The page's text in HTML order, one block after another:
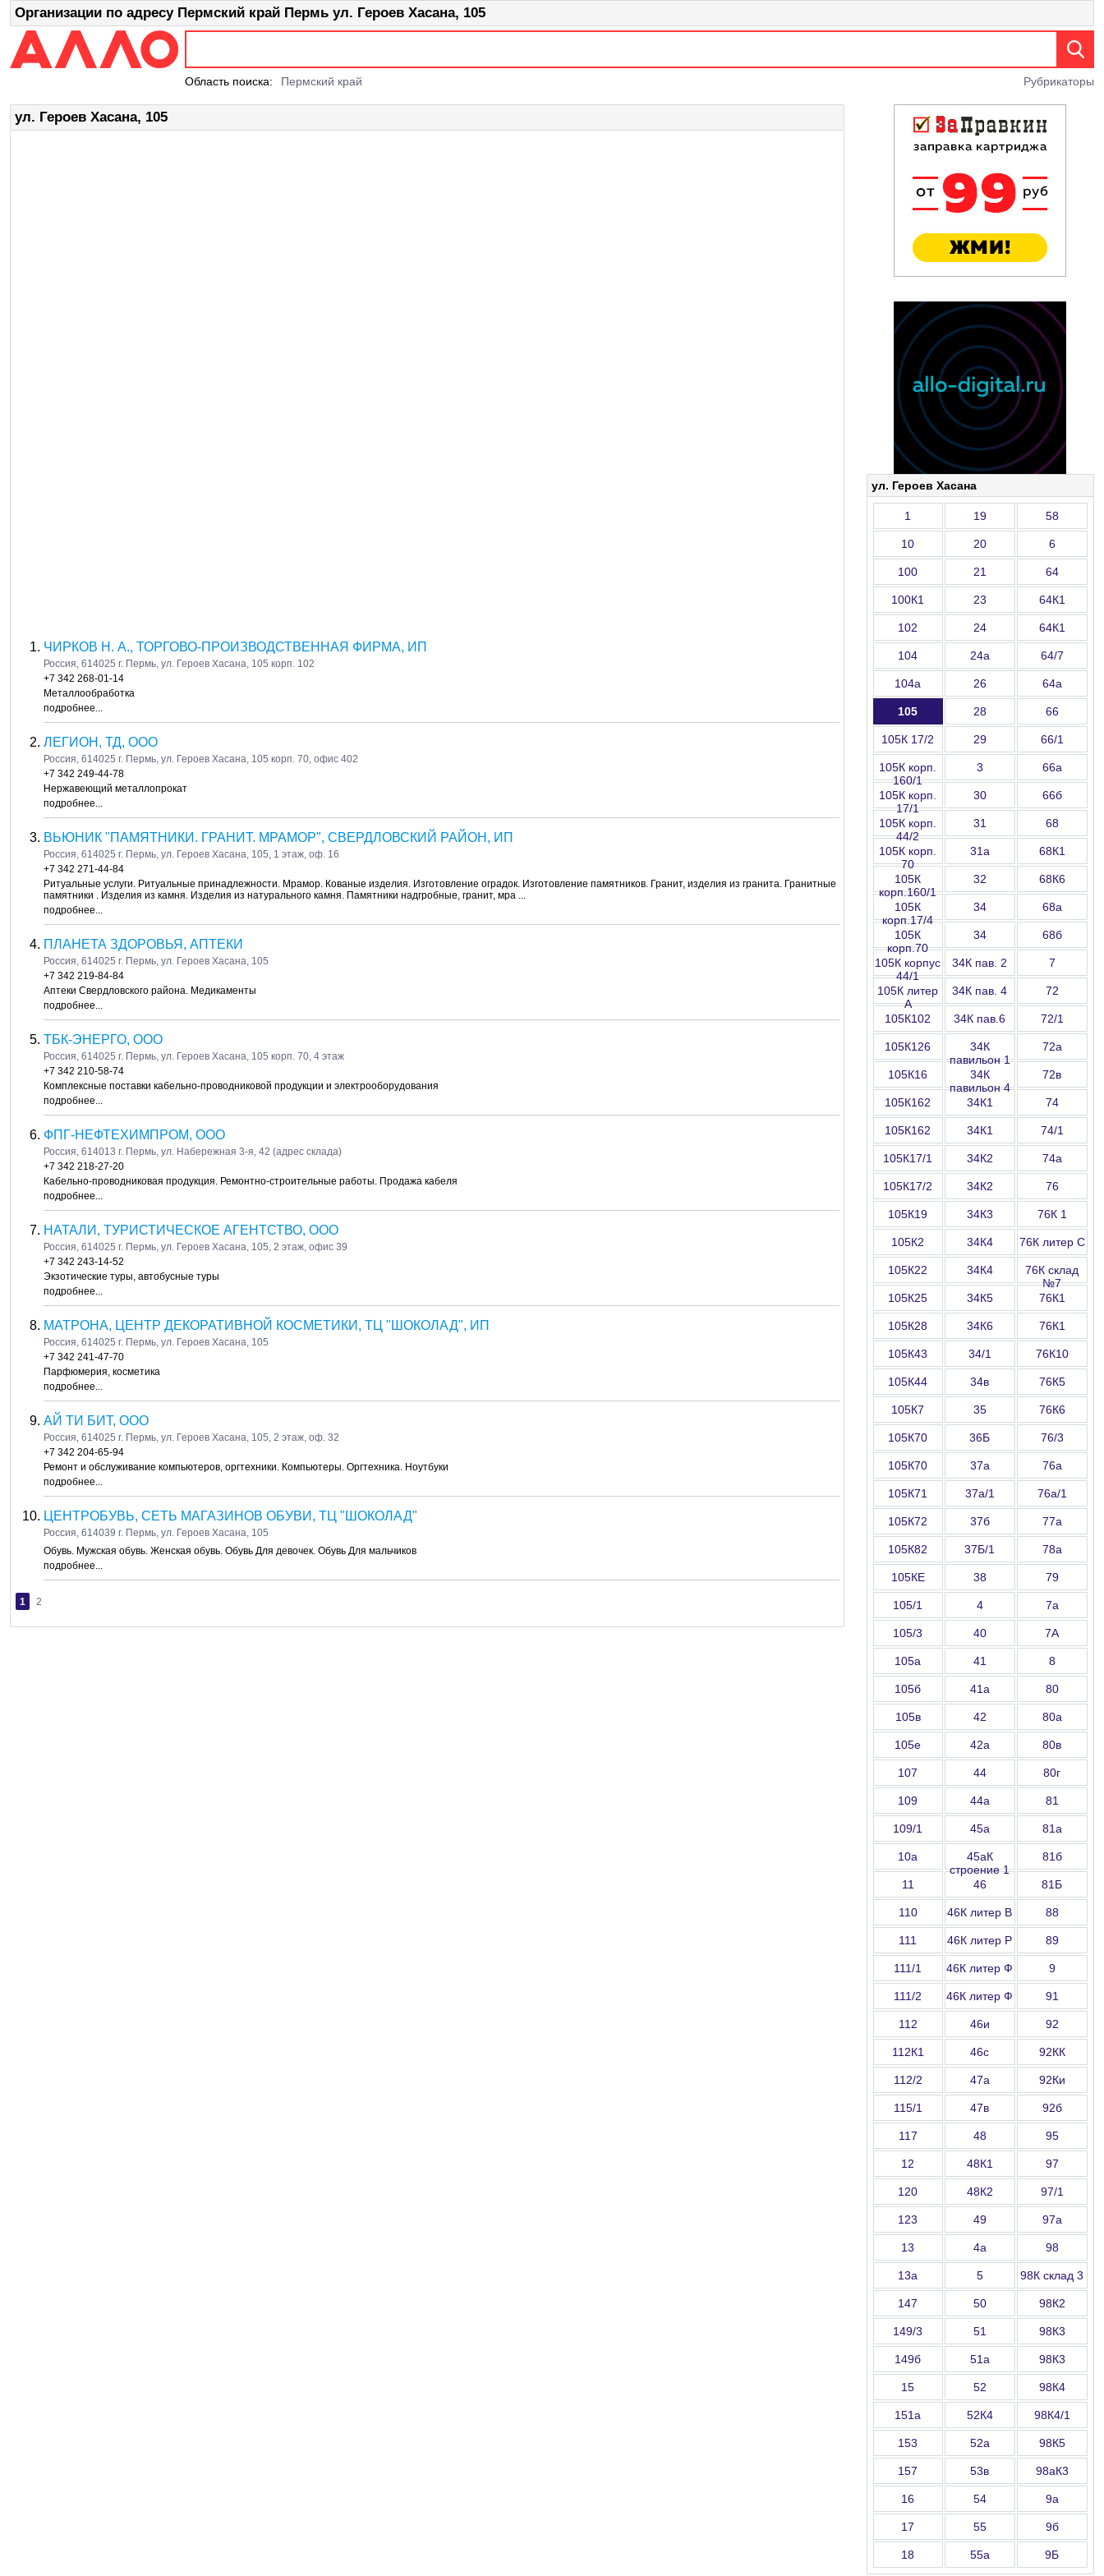
Организации по адресу Пермский край Пермь ул. Героев Хасана, 105
Рубрикаторы
Область поиска: Пермский край
ул. Героев Хасана, 105
ЧИРКОВ Н. А., ТОРГОВО-ПРОИЗВОДСТВЕННАЯ ФИРМА, ИП
Россия, 614025 г. Пермь, ул. Героев Хасана, 105 корп. 102
+7 342 268-01-14
Металлообработка
подробнее...
ЛЕГИОН, ТД, ООО
Россия, 614025 г. Пермь, ул. Героев Хасана, 105 корп. 70, офис 402
+7 342 249-44-78
Нержавеющий металлопрокат
подробнее...
ВЬЮНИК "ПАМЯТНИКИ. ГРАНИТ. МРАМОР", СВЕРДЛОВСКИЙ РАЙОН, ИП
Россия, 614025 г. Пермь, ул. Героев Хасана, 105, 1 этаж, оф. 16
+7 342 271-44-84
Ритуальные услуги. Ритуальные принадлежности. Мрамор. Кованые изделия. Изготовление оградок. Изготовление памятников. Гранит, изделия из гранита. Гранитные
памятники . Изделия из камня. Изделия из натурального камня. Памятники надгробные, гранит, мра ...
подробнее...
ПЛАНЕТА ЗДОРОВЬЯ, АПТЕКИ
Россия, 614025 г. Пермь, ул. Героев Хасана, 105
+7 342 219-84-84
Аптеки Свердловского района. Медикаменты
подробнее...
ТБК-ЭНЕРГО, ООО
Россия, 614025 г. Пермь, ул. Героев Хасана, 105 корп. 70, 4 этаж
+7 342 210-58-74
Комплексные поставки кабельно-проводниковой продукции и электрооборудования
подробнее...
ФПГ-НЕФТЕХИМПРОМ, ООО
Россия, 614013 г. Пермь, ул. Набережная 3-я, 42 (адрес склада)
+7 342 218-27-20
Кабельно-проводниковая продукция. Ремонтно-строительные работы. Продажа кабеля
подробнее...
НАТАЛИ, ТУРИСТИЧЕСКОЕ АГЕНТСТВО, ООО
Россия, 614025 г. Пермь, ул. Героев Хасана, 105, 2 этаж, офис 39
+7 342 243-14-52
Экзотические туры, автобусные туры
подробнее...
МАТРОНА, ЦЕНТР ДЕКОРАТИВНОЙ КОСМЕТИКИ, ТЦ "ШОКОЛАД", ИП
Россия, 614025 г. Пермь, ул. Героев Хасана, 105
+7 342 241-47-70
Парфюмерия, косметика
подробнее...
АЙ ТИ БИТ, ООО
Россия, 614025 г. Пермь, ул. Героев Хасана, 105, 2 этаж, оф. 32
+7 342 204-65-94
Ремонт и обслуживание компьютеров, оргтехники. Компьютеры. Оргтехника. Ноутбуки
подробнее...
ЦЕНТРОБУВЬ, СЕТЬ МАГАЗИНОВ ОБУВИ, ТЦ "ШОКОЛАД"
Россия, 614039 г. Пермь, ул. Героев Хасана, 105
Обувь. Мужская обувь. Женская обувь. Обувь Для девочек. Обувь Для мальчиков
подробнее...
1 2
ул. Героев Хасана
1 19 58
10 20 6
100 21 64
100К1 23 64К1
102 24 64К1
104 24а 64/7
104а 26 64а
105 28 66
105К 17/2 29 66/1
105К корп.
160/1
3 66а
105К корп.
17/1
30 66б
105К корп.
44/2
31 68
105К корп.
70
31а 68К1
105К
корп.160/1
32 68К6
105К
корп.17/4
34 68а
105К
корп.70
34 68б
105К корпус
44/1
34К пав. 2 7
105К литер
А
34К пав. 4 72
105К102 34К пав.6 72/1
105К126
34К
павильон 1
72а
105К16
34К
павильон 4
72в
105К162 34К1 74
105К162 34К1 74/1
105К17/1 34К2 74а
105К17/2 34К2 76
105К19 34К3 76К 1
105К2 34К4 76К литер С
105К22 34К4
76К склад
№7
105К25
34К5 76К1
105К28 34К6 76К1
105К43 34/1 76К10
105К44 34в 76К5
105К7 35 76К6
105К70 36Б 76/3
105К70 37а 76а
105К71 37а/1 76а/1
105К72 37б 77а
105К82 37Б/1 78а
105КЕ 38 79
105/1 4 7а
105/3 40 7А
105а 41 8
105б 41а 80
105в 42 80а
105е 42а 80в
107 44 80г
109 44а 81
109/1 45а 81а
10а
45аК
строение 1
81б
11 46 81Б
110 46К литер В 88
111 46К литер Р 89
111/1 46К литер Ф 9
111/2 46К литер Ф 91
112 46и 92
112К1 46с 92КК
112/2 47а 92Ки
115/1 47в 92б
117 48 95
12 48К1 97
120 48К2 97/1
123 49 97а
13 4а 98
13а 5 98К склад 3
147 50 98К2
149/3 51 98К3
149б 51а 98К3
15 52 98К4
151а 52К4 98К4/1
153 52а 98К5
157 53в 98аК3
16 54 9а
17 55 9б
18 55а 9Б